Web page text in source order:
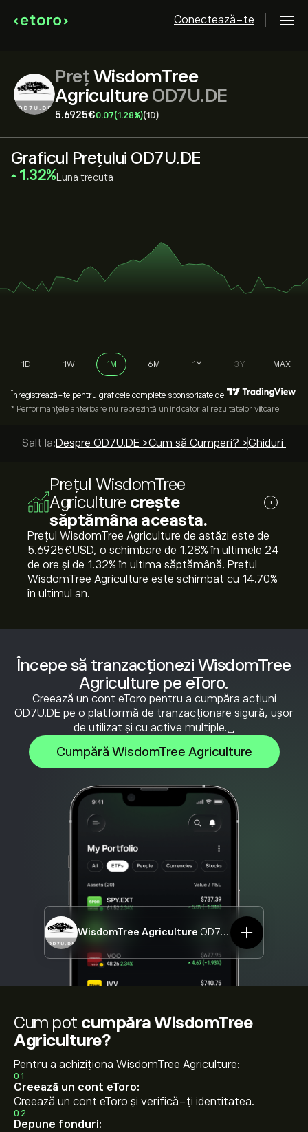
Conectează-te
Preț WisdomTree
AgricultureOD7U.DE
5.6925‎€‎0.07(1.28%)(1D)
Începe să tranzacționezi WisdomTree
Agriculture pe eToro.
Creează un cont eToro pentru a cumpăra acțiuni
OD7U.DE pe o platformă de tranzacționare sigură, ușor
de utilizat și cu active multiple.␣
Cumpără WisdomTree Agriculture
WisdomTree Agriculture OD7U.DE
Graficul Prețului OD7U.DE
‎1.32‎ Luna trecuta
1D 1W 1M 6M 1Y 3Y MAX
Înregistrează-te pentru graficele complete sponsorizate de
* Performanțele anterioare nu reprezintă un indicator al rezultatelor viitoare
Salt la:Despre OD7U.DE >Cum să Cumperi? >Ghiduri de
Prețul WisdomTree
Agriculture crește
săptămâna aceasta.
i
Prețul WisdomTree Agriculture de astăzi este de
5.6925‎€‎USD, o schimbare de ‎1.28‎% în ultimele 24
de ore și de ‎1.32‎% în ultima săptămână. Prețul
WisdomTree Agriculture este schimbat cu ‎14.70‎%
în ultimul an.
Cum pot cumpăra WisdomTree
Agriculture?
Pentru a achiziționa WisdomTree Agriculture:
01
Creează un cont eToro:
Creează un cont eToro și verifică-ți identitatea.
02
Depune fonduri: